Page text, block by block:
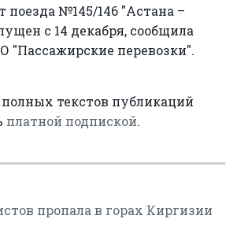
№145/146 "Астана –
с 14 декабря, сообщила
"Пассажирские перевозки".
текстов публикаций
платной подпиской.
пропала в горах Киргизии